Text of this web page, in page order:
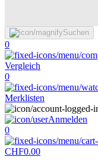
Suchen
0
Vergleich
0
Merklisten
Anmelden
0
CHF0.00